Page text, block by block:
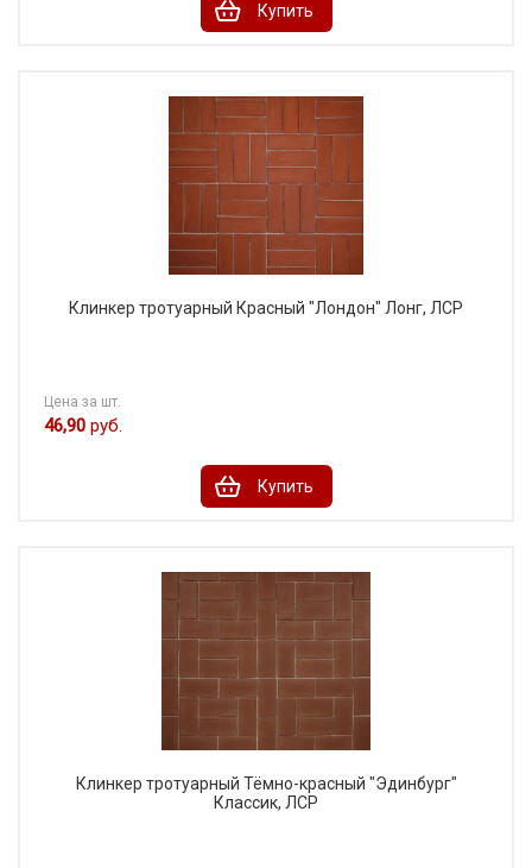
Купить
Клинкер тротуарный Красный "Лондон" Лонг, ЛСР
Цена за шт.
46,90 руб.
Купить
Клинкер тротуарный Тёмно-красный "Эдинбург"
Классик, ЛСР